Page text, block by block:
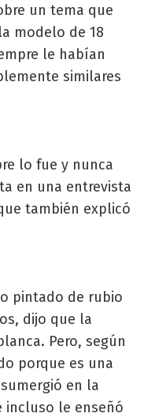
un tema que
modelo de 18
le habían
similares
lo fue y nunca
en una entrevista
también explicó
pintado de rubio
dijo que la
Pero, según
porque es una
en la
incluso le enseñó